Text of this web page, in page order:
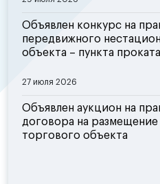
Объявлен конкурс на
передвижного
объекта – пункта
27 июля 2026
Объявлен аукцион на
договора на
торгового объекта